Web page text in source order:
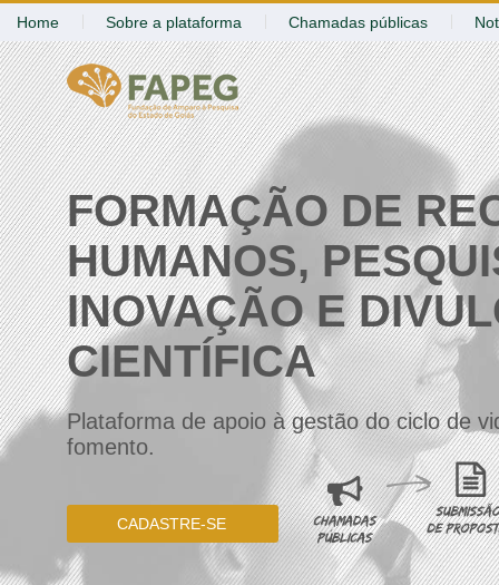
Home Sobre a plataforma Chamadas públicas
FORMAÇÃO DE
HUMANOS,
INOVAÇÃO E
CIENTÍFICA
Plataforma de apoio à gestão do ciclo de
fomento.
CADASTRE-SE